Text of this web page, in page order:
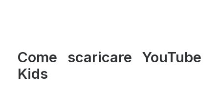
Come scaricare YouTube
Kids